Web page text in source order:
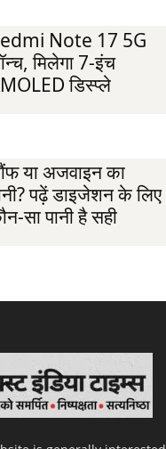
Note 17 5G
मिलेगा 7-इंच
डिस्प्ले
या अजवाइन का
पढ़ें डाइजेशन के लिए
सा पानी है सही